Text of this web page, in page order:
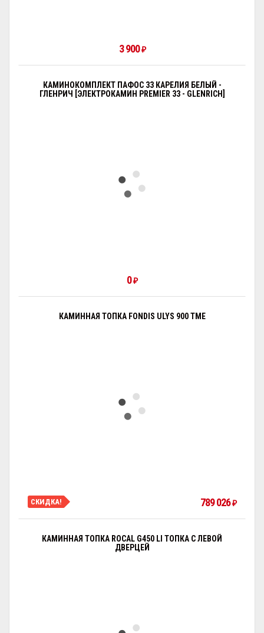
3 900₽
КАМИНОКОМПЛЕКТ ПАФОС 33 КАРЕЛИЯ БЕЛЫЙ -
ГЛЕНРИЧ [ЭЛЕКТРОКАМИН PREMIER 33 - GLENRICH]
0₽
КАМИННАЯ ТОПКА FONDIS ULYS 900 TME
СКИДКА! 789 026₽
КАМИННАЯ ТОПКА ROCAL G450 LI ТОПКА С ЛЕВОЙ
ДВЕРЦЕЙ